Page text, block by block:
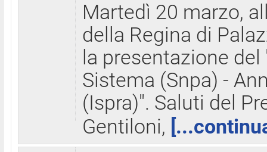
Martedì 20 marzo,
della Regina di
la presentazione
Sistema (Snpa) -
(Ispra)". Saluti del
Gentiloni,